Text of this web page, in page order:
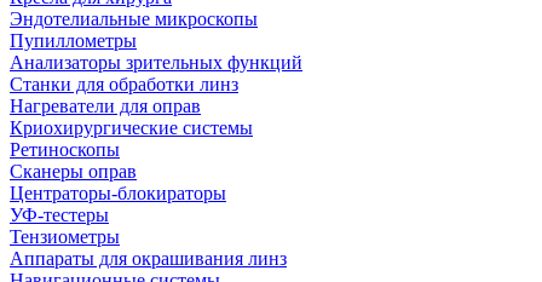
Эндотелиальные микроскопы
Пупиллометры
Анализаторы зрительных функций
Станки для обработки линз
Нагреватели для оправ
Криохирургические системы
Ретиноскопы
Сканеры оправ
Центраторы-блокираторы
УФ-тестеры
Тензиометры
Аппараты для окрашивания линз